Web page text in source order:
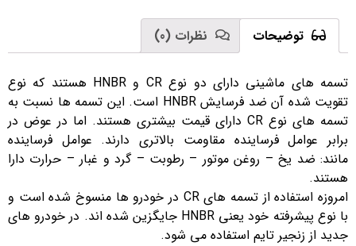
توضیحات نظرات (0)
تسمه های ماشینی دارای دو نوع CR و HNBR هستند که نوع
تقویت شده آن ضد فرسایش HNBR است. این تسمه ها نسبت به
تسمه های نوع CR دارای قیمت بیشتری هستند. اما در عوض در
برابر عوامل فرساینده مقاومت بالاتری دارند. عوامل فرساینده
مانند: ضد یخ – روغن موتور – رطوبت – گرد و غبار – حرارت دارا
هستند.
امروزه استفاده از تسمه های CR در خودرو ها منسوخ شده است و
با نوع پیشرفته خود یعنی HNBR جایگزین شده اند. در خودرو های
جدید از زنجیر تایم استفاده می شود.